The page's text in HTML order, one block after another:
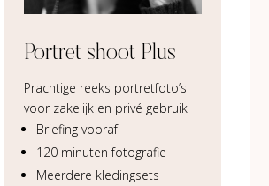
Portret shoot Plus
Prachtige reeks portretfoto’s
voor zakelijk en privé gebruik
Briefing vooraf
120 minuten fotografie
Meerdere kledingsets